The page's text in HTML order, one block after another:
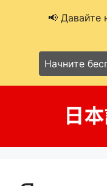
содержимому
📢 Давайте
Начните